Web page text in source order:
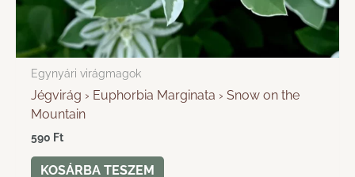
Egynyári virágmagok
Jégvirág › Euphorbia Marginata › Snow on the
Mountain
590 Ft
KOSÁRBA TESZEM